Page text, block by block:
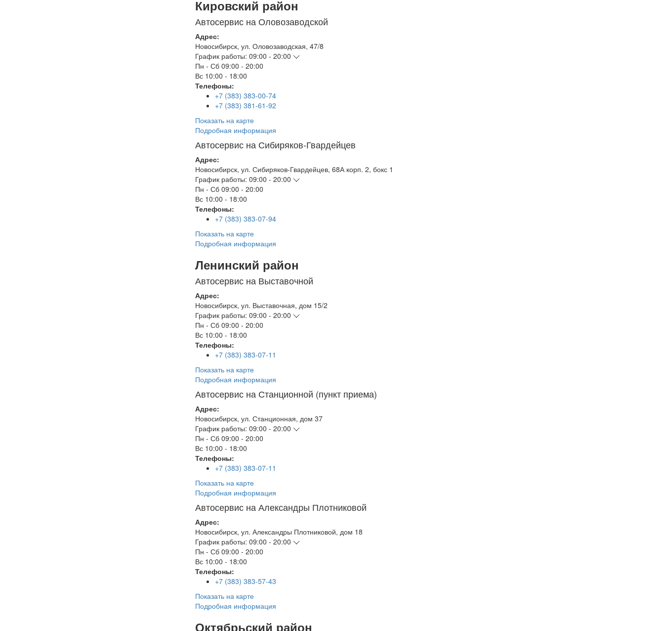
Кировский район
Автосервис на Оловозаводской
Адрес:
Новосибирск, ул. Оловозаводская, 47/8
График работы: 09:00 - 20:00
Пн - Сб 09:00 - 20:00
Вс 10:00 - 18:00
Телефоны:
+7 (383) 383-00-74
+7 (383) 381-61-92
Показать на карте
Подробная информация
Автосервис на Сибиряков-Гвардейцев
Адрес:
Новосибирск, ул. Сибиряков-Гвардейцев, 68А корп. 2, бокс 1
График работы: 09:00 - 20:00
Пн - Сб 09:00 - 20:00
Вс 10:00 - 18:00
Телефоны:
+7 (383) 383-07-94
Показать на карте
Подробная информация
Ленинский район
Автосервис на Выставочной
Адрес:
Новосибирск, ул. Выставочная, дом 15/2
График работы: 09:00 - 20:00
Пн - Сб 09:00 - 20:00
Вс 10:00 - 18:00
Телефоны:
+7 (383) 383-07-11
Показать на карте
Подробная информация
Автосервис на Станционной (пункт приема)
Адрес:
Новосибирск, ул. Станционная, дом 37
График работы: 09:00 - 20:00
Пн - Сб 09:00 - 20:00
Вс 10:00 - 18:00
Телефоны:
+7 (383) 383-07-11
Показать на карте
Подробная информация
Автосервис на Александры Плотниковой
Адрес:
Новосибирск, ул. Александры Плотниковой, дом 18
График работы: 09:00 - 20:00
Пн - Сб 09:00 - 20:00
Вс 10:00 - 18:00
Телефоны:
+7 (383) 383-57-43
Показать на карте
Подробная информация
Октябрьский район